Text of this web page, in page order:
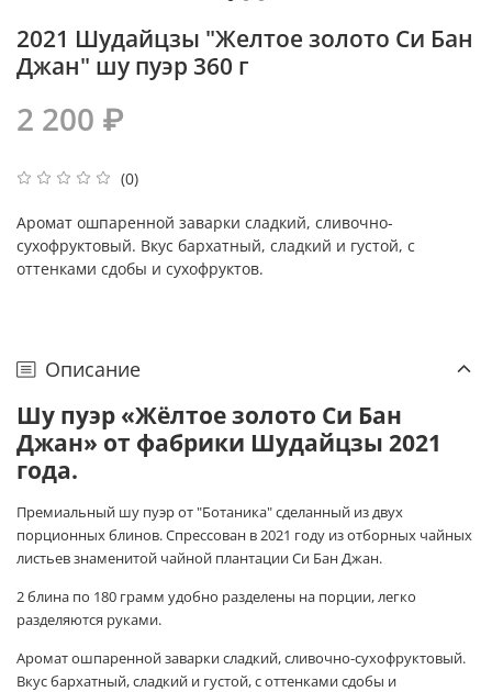
2021 Шудайцзы "Желтое золото Си Бан
Джан" шу пуэр 360 г
(0)
2 200 ₽
Аромат ошпаренной заварки сладкий, сливочно-
сухофруктовый. Вкус бархатный, сладкий и густой, с
оттенками сдобы и сухофруктов.
Описание
Шу пуэр «Жёлтое золото Си Бан
Джан» от фабрики Шудайцзы 2021
года.
Премиальный шу пуэр от "Ботаника" сделанный из двух
порционных блинов. Спрессован в 2021 году из отборных чайных
листьев знаменитой чайной плантации Си Бан Джан.
2 блина по 180 грамм удобно разделены на порции, легко
разделяются руками.
Аромат ошпаренной заварки сладкий, сливочно-сухофруктовый.
Вкус бархатный, сладкий и густой, с оттенками сдобы и